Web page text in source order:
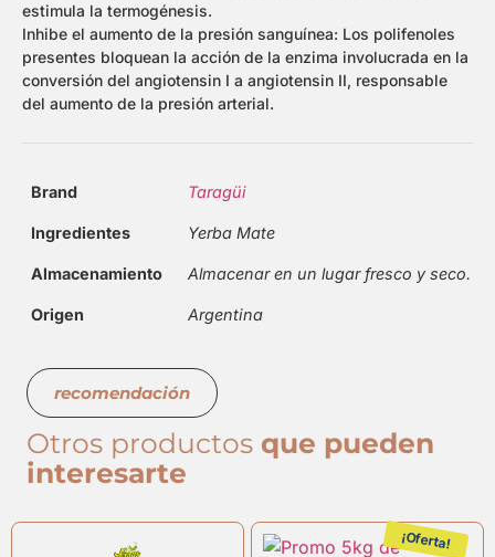
estimula la termogénesis.
Inhibe el aumento de la presión sanguínea: Los polifenoles
presentes bloquean la acción de la enzima involucrada en la
conversión del angiotensin I a angiotensin II, responsable
del aumento de la presión arterial.
Brand Taragüi
Ingredientes Yerba Mate
Almacenamiento Almacenar en un lugar fresco y seco.
Origen Argentina
recomendación
Otros productos que pueden
interesarte
¡Oferta!